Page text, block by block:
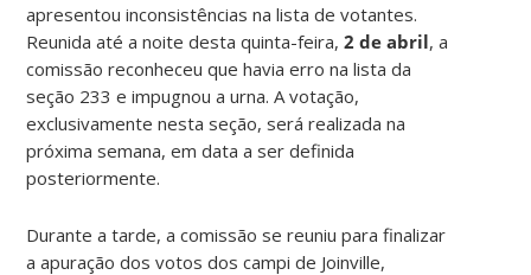
apresentou inconsistências na lista de votantes.
Reunida até a noite desta quinta-feira,2 de abril, a
comissão reconheceu que havia erro na lista da
seção 233 e impugnou a urna. A votação,
exclusivamente nesta seção, será realizada na
próxima semana, em data a ser definida
posteriormente.
Durante a tarde, a comissão se reuniu para finalizar
a apuração dos votos dos campi de Joinville,